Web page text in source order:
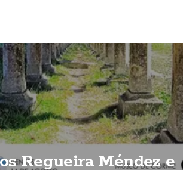
Regueira Méndez e